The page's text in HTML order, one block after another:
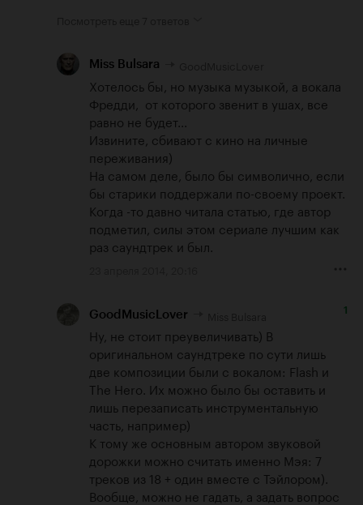
Miss Bulsara
Хотелось бы, но музыка музыкой, а вокала
Фредди,  от которого звенит в ушах, все
равно не будет...
Извините, сбивают с кино на личные
переживания)
На самом деле, было бы символично, если
бы старики поддержали по-своему проект.
Когда -то давно читала статью, где автор
подметил, силы этом сериале лучшим как
раз саундтрек и был.
GoodMusicLover 1
Ну, не стоит преувеличивать) В
оригинальном саундтреке по сути лишь
две композиции были с вокалом: Flash и
The Hero. Их можно было бы оставить и
лишь перезаписать инструментальную
часть, например)
К тому же основным автором звуковой
дорожки можно считать именно Мэя: 7
треков из 18 + один вместе с Тэйлором).
Вообще, можно не гадать, а задать вопрос